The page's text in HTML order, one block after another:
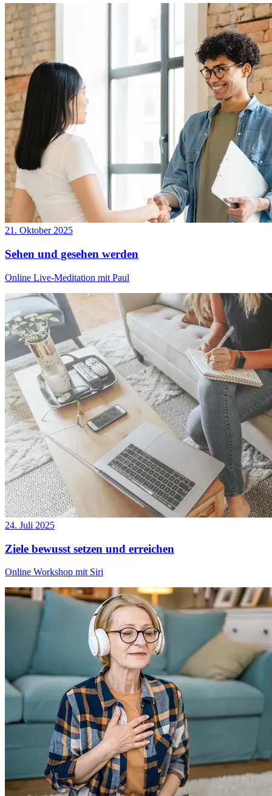
21. Oktober 2025
Sehen und gesehen werden
Online Live-Meditation mit Paul
24. Juli 2025
Ziele bewusst setzen und erreichen
Online Workshop mit Siri